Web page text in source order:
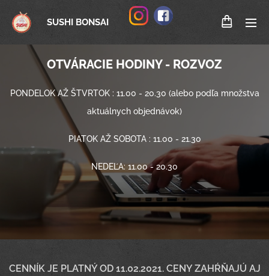
SUSHI BONSAI
OTVÁRACIE HODINY - ROZVOZ
PONDELOK AŽ ŠTVRTOK : 11.00 - 20.30 (alebo podľa množstva
aktuálnych objednávok)
PIATOK AŽ SOBOTA : 11.00 - 21.30
NEDEĽA: 11.00 - 20.30
CENNÍK JE PLATNÝ OD 11.02.2021. CENY ZAHŔŇAJÚ AJ